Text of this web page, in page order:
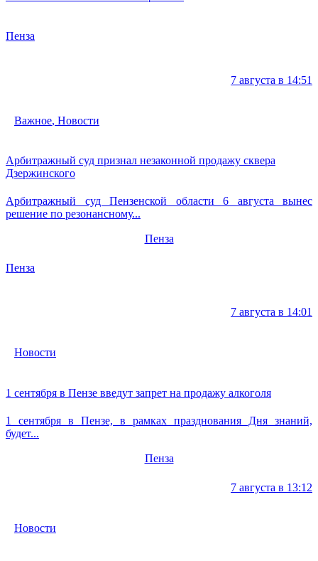
Пенза
7 августа в 14:51
Важное, Новости
Арбитражный суд признал незаконной продажу сквера
Дзержинского
Арбитражный суд Пензенской области 6 августа вынес
решение по резонансному...
Пенза
Пенза
7 августа в 14:01
Новости
1 сентября в Пензе введут запрет на продажу алкоголя
1 сентября в Пензе, в рамках празднования Дня знаний,
будет...
Пенза
7 августа в 13:12
Новости